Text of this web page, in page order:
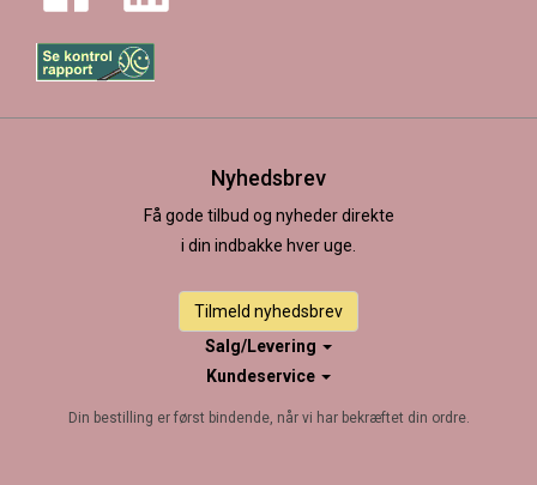
Nyhedsbrev
Få gode tilbud og nyheder direkte
i din indbakke hver uge.
Tilmeld nyhedsbrev
Salg/Levering
Kundeservice
Din bestilling er først bindende, når vi har bekræftet din ordre.